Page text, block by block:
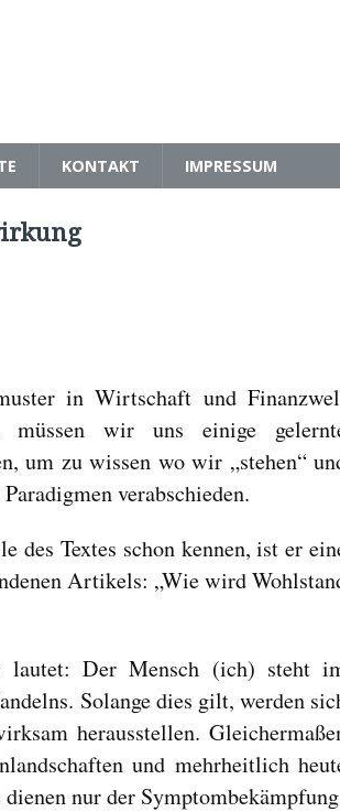
KONTAKT IMPRESSUM
in Wirtschaft und
müssen wir uns einige
um zu wissen wo wir „stehen“
verabschieden.
des Textes schon kennen, ist er
Artikels: „Wie wird
lautet: Der Mensch (ich) steht
Solange dies gilt, werden
herausstellen.
und mehrheitlich
nur der